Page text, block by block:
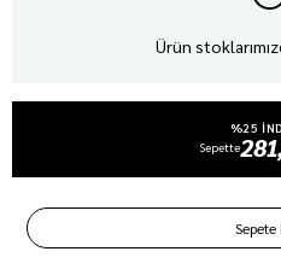
Ürün
%25
Sepette